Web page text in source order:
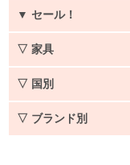
▼ セール！
▽ 家具
▽ 国別
▽ ブランド別